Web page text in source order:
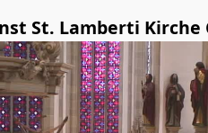
St. Lamberti Kirche